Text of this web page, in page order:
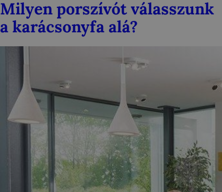
Milyen porszívót válasszunk
a karácsonyfa alá?